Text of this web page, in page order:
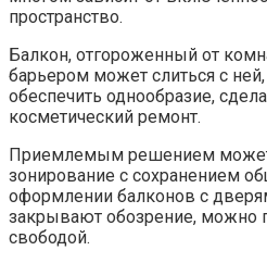
пространство.
Балкон, отгороженный от
барьером может слиться с
обеспечить однообразие,
косметический ремонт.
Приемлемым решением может
зонирование с сохранением
оформлении балконов с
закрывают обозрение, можно
свободой.